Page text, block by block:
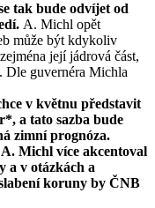
tak bude odvíjet od
A. Michl opět
může být kdykoliv
její jádrová část,
Dle guvernéra Michla
v květnu představit
a tato sazba bude
zimní prognóza.
Michl více akcentoval
a v otázkách a
koruny by ČNB